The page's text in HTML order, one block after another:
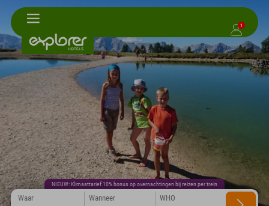
1
NIEUW: Klimaattarief 10% bonus op overnachtingen bij reizen per trein
Waar Wanneer WHO